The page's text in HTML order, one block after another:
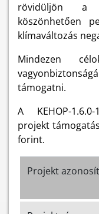
rövidüljön a
köszönhetően
klímaváltozás
Mindezen
támogatni.
A KEHOP-1.6.0-
projekt
forint.
Projekt